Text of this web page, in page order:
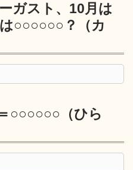
スト、10月は
○○○○○○？（カ
○○○○○○（ひら